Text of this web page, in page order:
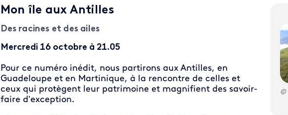
Mon île aux Antilles
Des racines et des ailes
Mercredi 16 octobre à 21.05
Pour ce numéro inédit, nous partirons aux Antilles, en
Guadeloupe et en Martinique, à la rencontre de celles et
ceux qui protègent leur patrimoine et magnifient des savoir-
faire d’exception.